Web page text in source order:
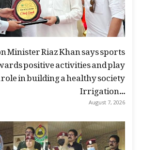
Minister Riaz Khan says sports
positive activities and play
in building a healthy society
Irrigation...
August 7, 2026